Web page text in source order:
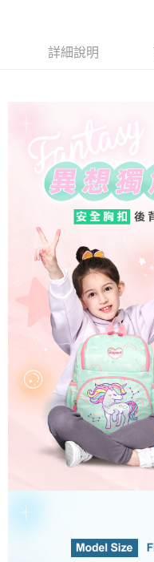
法說明評估內容。
【繳款方式說明】
【注意事項】
1.本服務係由「台灣大哥大股
用戶於交易時，得透過本服務
買賣價金債權讓與本公司後，
資料（包含姓名、電話或地址
由本公司與您本人進行分期帳
3.完整用戶服務條款，請詳閱以
３．安心：先確認商品／服務
３．收到繳費通知簡訊後14天
※ 請注意：結帳手續完成當下
購買商品的店家。未經商家同
後付繳納相關費用。
※ 交易是否成功請以「AFTEE
是否繳費成功／繳費後需取消
客戶支援中心」
https://
【注意事項】
１．透過由恩沛科技股份有限
易，需依本服務之必要範圍內
權轉讓予恩沛科技股份有限公司
２．關於個人資料處理事宜，
https://aftee.tw/terms/#terms3
３．未成年的使用者請事先徵
「AFTEE先享後付」，若未經
任。
４．使用「AFTEE先享後付」
時審查核予不同之上限額度；
請求用戶進行身份認證。
５．嚴禁一人註冊多個帳號或
恩沛科技股份有限公司將有權
全家取貨付款
萊爾富取貨付款
每筆NT$80，滿NT$1,000(
付款後萊爾富取貨
每筆NT$80，滿NT$1,000(
7-11取貨付款
每筆NT$80，滿NT$1,000(
付款後7-11取貨
每筆NT$80，滿NT$1,000(
宅配
每筆NT$80，滿NT$1,000(
外島宅配
每筆NT$200
詳細說明